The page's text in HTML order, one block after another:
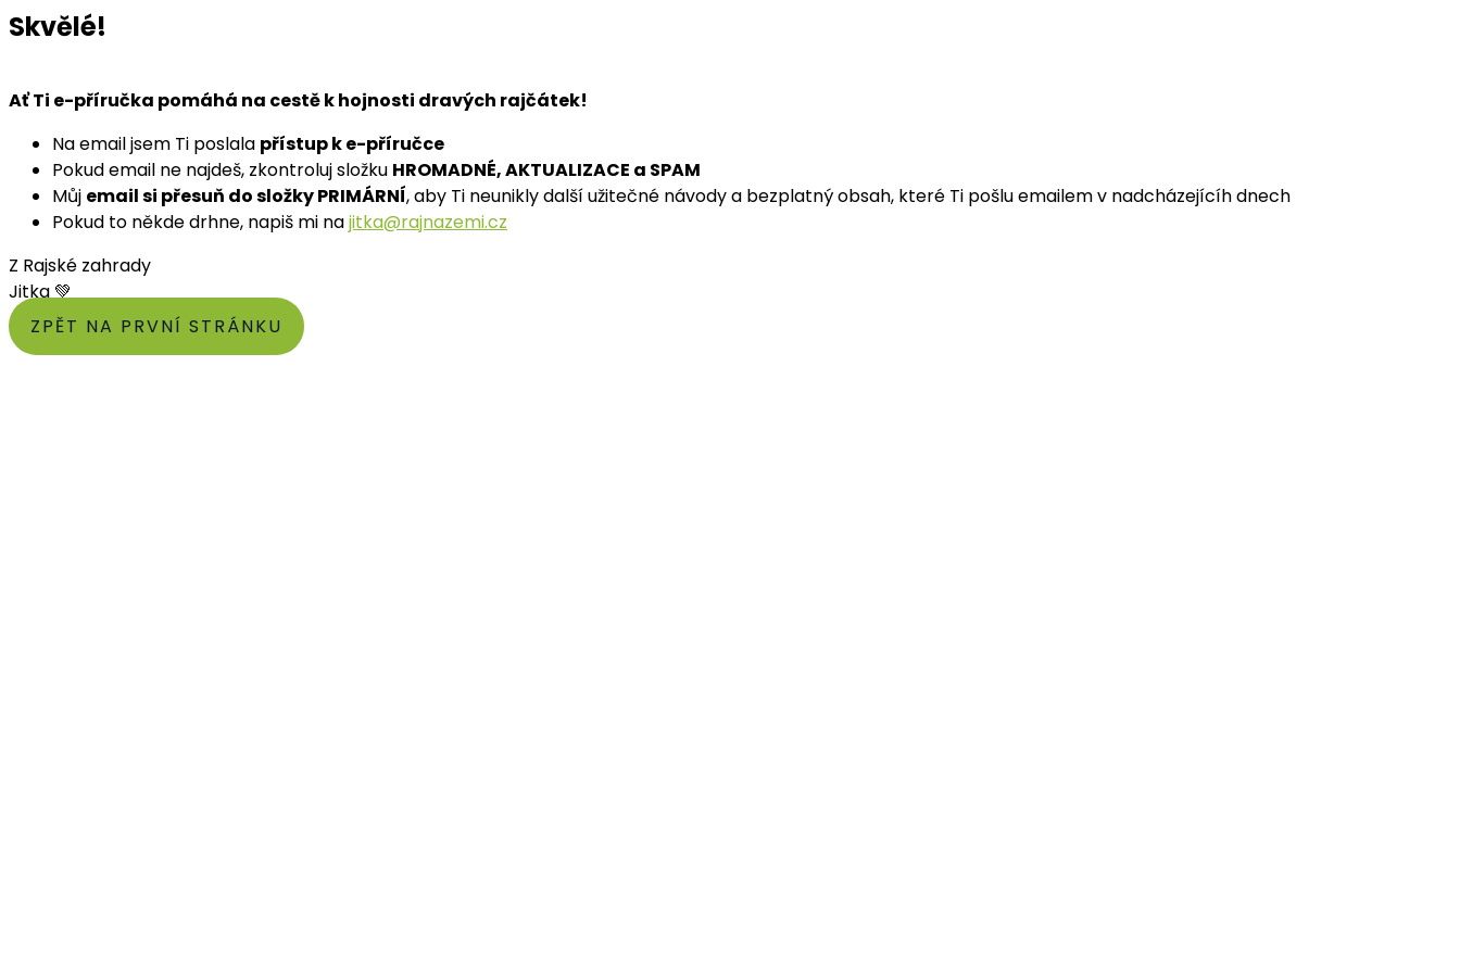
Skvělé!
Ať Ti e-příručka pomáhá na cestě k hojnosti dravých rajčátek!
Na email jsem Ti poslala přístup k e-příručce
Pokud email ne najdeš, zkontroluj složku HROMADNÉ, AKTUALIZACE a SPAM
Můj email si přesuň do složky PRIMÁRNÍ, aby Ti neunikly další užitečné návody a bezplatný obsah, které Ti pošlu emailem v nadcházejícíh dnech
Pokud to někde drhne, napiš mi najitka@rajnazemi.cz
Z Rajské zahrady
Jitka 💚
ZPĚT NA PRVNÍ STRÁNKU